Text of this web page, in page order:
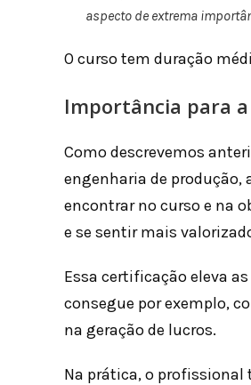
aspecto de extrema
O curso tem duração
Importância para
Como descrevemos
engenharia de
encontrar no curso e na
e se sentir mais
Essa certificação eleva
consegue por exemplo,
na geração de lucros.
Na prática, o profissional